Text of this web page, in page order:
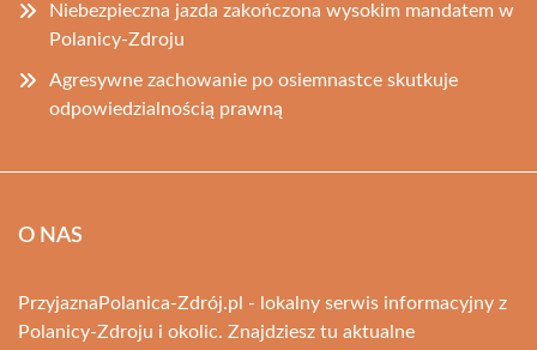
Niebezpieczna jazda zakończona wysokim mandatem w
Polanicy-Zdroju
Agresywne zachowanie po osiemnastce skutkuje
odpowiedzialnością prawną
O NAS
PrzyjaznaPolanica-Zdrój.pl - lokalny serwis informacyjny z
Polanicy-Zdroju i okolic. Znajdziesz tu aktualne